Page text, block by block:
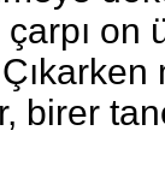
çarpı
birer